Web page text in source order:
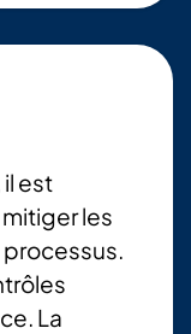
est
les
La